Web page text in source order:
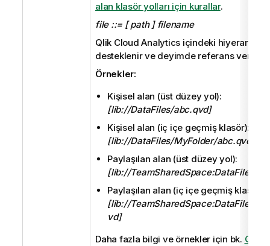
alan klasör yolları için kurallar.
file ::= [ path ] filename
Qlik Cloud Analytics içindeki hiyerarşik
desteklenir ve deyimde referans
Örnekler:
Kişisel alan (üst düzey yol):
[lib://DataFiles/abc.qvd]
Kişisel alan (iç içe geçmiş klasör):
[lib://DataFiles/MyFolder/abc.qvd]
Paylaşılan alan (üst düzey yol):
[lib://TeamSharedSpace:DataFiles/
Paylaşılan alan (iç içe geçmiş klasör):
[lib://TeamSharedSpace:DataFiles/
vd]
Daha fazla bilgi ve örnekler için bk. Qlik